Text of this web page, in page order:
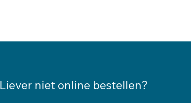
Liever niet online bestellen?